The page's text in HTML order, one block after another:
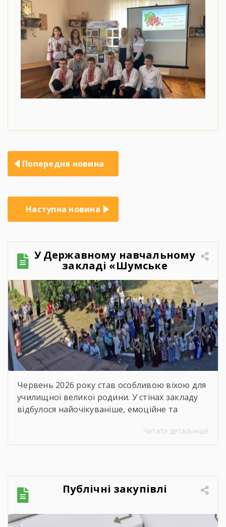
Навігація
записів
Попередня новина
Наступна новина
У Державному навчальному
закладі «Шумське
професійно-технічне
училище» відбувся
зворушливий випускний
захід – 2026
Червень 2026 року став особливою віхою для
училищної великої родини. У стінах закладу
відбулося найочікуваніше, емоційне та
Цього дня ми офіційно провели у доросле
своєї мети. Урочиста подія розпочалася з
хвилини мовчання. Схиливши голови, […]
Читати детальніше
Публічні закупівлі